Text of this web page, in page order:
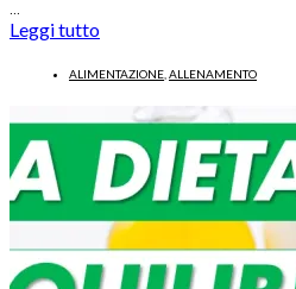
Leggi tutto
ALIMENTAZIONE ALLENAMENTO